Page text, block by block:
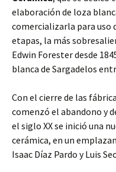
elaboración de loza
comercializarla para uso
etapas, la más
Edwin Forester desde
blanca de Sargadelos
Con el cierre de las
comenzó el abandono y
el siglo XX se inició una
cerámica, en un
Isaac Díaz Pardo y Luis